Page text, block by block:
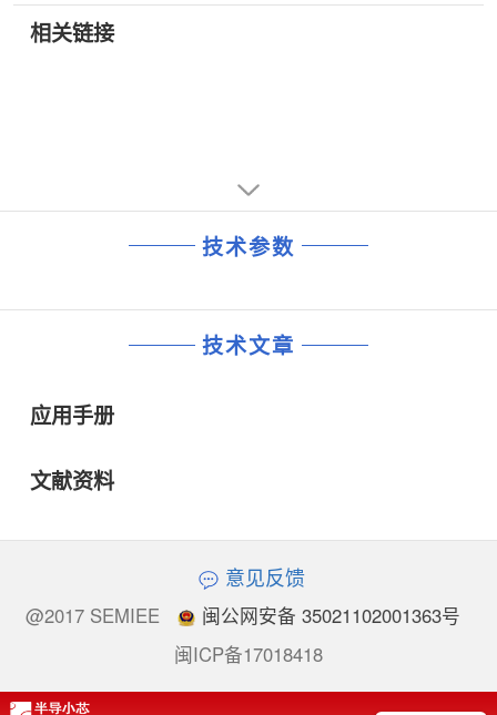
相关链接
技术参数
技术文章
应用手册
文献资料
意见反馈
@2017 SEMIEE
闽公网安备 35021102001363号
闽ICP备17018418